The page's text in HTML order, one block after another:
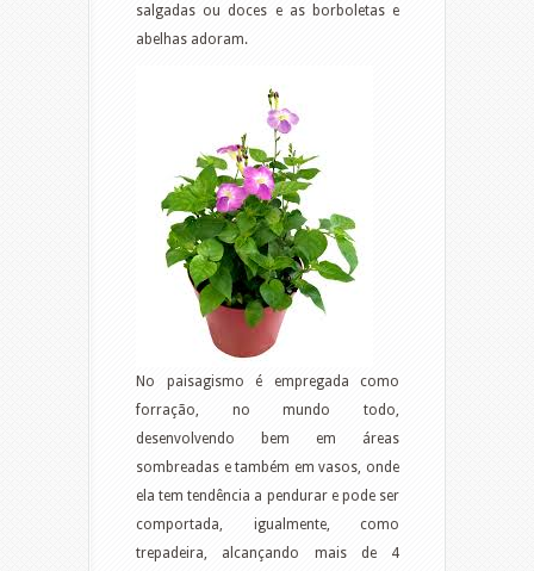
salgadas ou doces e as borboletas e
abelhas adoram.
No paisagismo é empregada como
forração, no mundo todo,
desenvolvendo bem em áreas
sombreadas e também em vasos, onde
ela tem tendência a pendurar e pode ser
comportada, igualmente, como
trepadeira, alcançando mais de 4